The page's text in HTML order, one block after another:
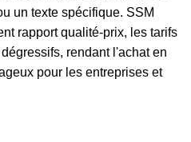
un texte spécifique. SSM
rapport qualité-prix, les tarifs
rendant l'achat en
pour les entreprises et